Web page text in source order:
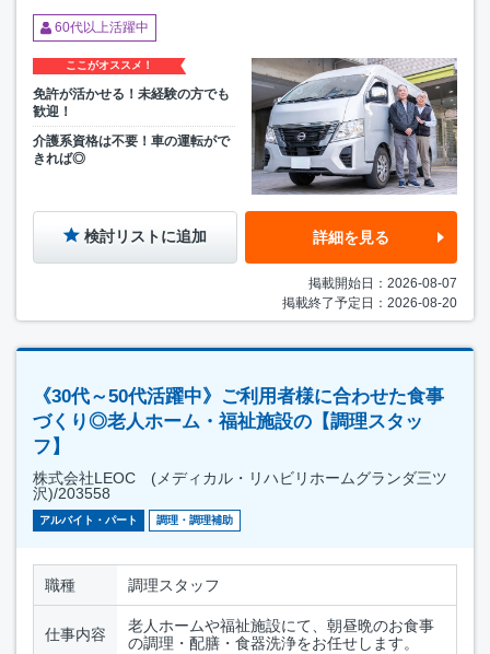
60代以上活躍中
ここがオススメ！
免許が活かせる！未経験の方でも
歓迎！
介護系資格は不要！車の運転がで
きれば◎
検討リストに追加 詳細を見る
掲載開始日：2026-08-07
掲載終了予定日：2026-08-20
《30代～50代活躍中》ご利用者様に合わせた食事
づくり◎老人ホーム・福祉施設の【調理スタッ
フ】
株式会社LEOC (メディカル・リハビリホームグランダ三ツ
沢)/203558
アルバイト・パート 調理・調理補助
職種 調理スタッフ
仕事内容
老人ホームや福祉施設にて、朝昼晩のお食事
の調理・配膳・食器洗浄をお任せします。